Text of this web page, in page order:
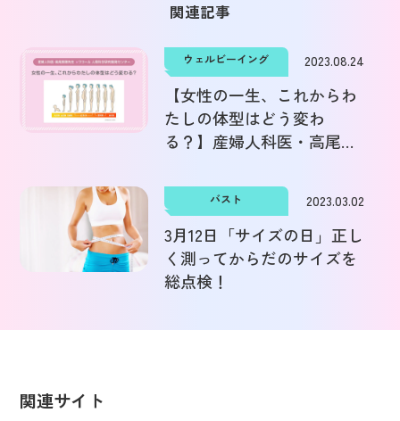
関連記事
ウェルビーイング
【女性の一生、これからわ
たしの体型はどう変わ
る？】産婦人科医・高尾美
研究開発センター
2023.08.24
バスト
3月12日「サイズの日」正し
く測ってからだのサイズを
総点検！
2023.03.02
関連サイト